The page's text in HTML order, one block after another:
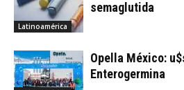
Latinoamérica
semaglutida
Opella México:
Enterogermina